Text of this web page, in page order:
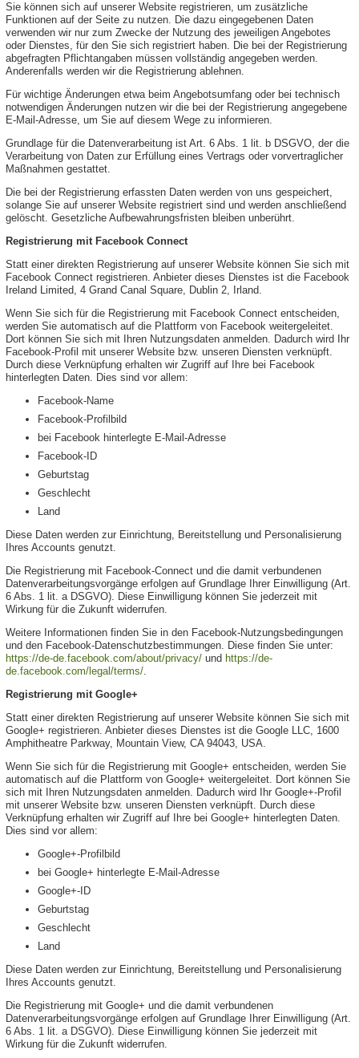
Sie können sich auf unserer Website registrieren, um zusätzliche
Funktionen auf der Seite zu nutzen. Die dazu eingegebenen Daten
verwenden wir nur zum Zwecke der Nutzung des jeweiligen Angebotes
oder Dienstes, für den Sie sich registriert haben. Die bei der Registrierung
abgefragten Pflichtangaben müssen vollständig angegeben werden.
Anderenfalls werden wir die Registrierung ablehnen.
Für wichtige Änderungen etwa beim Angebotsumfang oder bei technisch
notwendigen Änderungen nutzen wir die bei der Registrierung angegebene
E-Mail-Adresse, um Sie auf diesem Wege zu informieren.
Grundlage für die Datenverarbeitung ist Art. 6 Abs. 1 lit. b DSGVO, der die
Verarbeitung von Daten zur Erfüllung eines Vertrags oder vorvertraglicher
Maßnahmen gestattet.
Die bei der Registrierung erfassten Daten werden von uns gespeichert,
solange Sie auf unserer Website registriert sind und werden anschließend
gelöscht. Gesetzliche Aufbewahrungsfristen bleiben unberührt.
Registrierung mit Facebook Connect
Statt einer direkten Registrierung auf unserer Website können Sie sich mit
Facebook Connect registrieren. Anbieter dieses Dienstes ist die Facebook
Ireland Limited, 4 Grand Canal Square, Dublin 2, Irland.
Wenn Sie sich für die Registrierung mit Facebook Connect entscheiden,
werden Sie automatisch auf die Plattform von Facebook weitergeleitet.
Dort können Sie sich mit Ihren Nutzungsdaten anmelden. Dadurch wird Ihr
Facebook-Profil mit unserer Website bzw. unseren Diensten verknüpft.
Durch diese Verknüpfung erhalten wir Zugriff auf Ihre bei Facebook
hinterlegten Daten. Dies sind vor allem:
Facebook-Name
Facebook-Profilbild
bei Facebook hinterlegte E-Mail-Adresse
Facebook-ID
Geburtstag
Geschlecht
Land
Diese Daten werden zur Einrichtung, Bereitstellung und Personalisierung
Ihres Accounts genutzt.
Die Registrierung mit Facebook-Connect und die damit verbundenen
Datenverarbeitungsvorgänge erfolgen auf Grundlage Ihrer Einwilligung (Art.
6 Abs. 1 lit. a DSGVO). Diese Einwilligung können Sie jederzeit mit
Wirkung für die Zukunft widerrufen.
Weitere Informationen finden Sie in den Facebook-Nutzungsbedingungen
und den Facebook-Datenschutzbestimmungen. Diese finden Sie unter:
https://de-de.facebook.com/about/privacy/ und https://de-
de.facebook.com/legal/terms/.
Registrierung mit Google+
Statt einer direkten Registrierung auf unserer Website können Sie sich mit
Google+ registrieren. Anbieter dieses Dienstes ist die Google LLC, 1600
Amphitheatre Parkway, Mountain View, CA 94043, USA.
Wenn Sie sich für die Registrierung mit Google+ entscheiden, werden Sie
automatisch auf die Plattform von Google+ weitergeleitet. Dort können Sie
sich mit Ihren Nutzungsdaten anmelden. Dadurch wird Ihr Google+-Profil
mit unserer Website bzw. unseren Diensten verknüpft. Durch diese
Verknüpfung erhalten wir Zugriff auf Ihre bei Google+ hinterlegten Daten.
Dies sind vor allem:
Google+-Profilbild
bei Google+ hinterlegte E-Mail-Adresse
Google+-ID
Geburtstag
Geschlecht
Land
Diese Daten werden zur Einrichtung, Bereitstellung und Personalisierung
Ihres Accounts genutzt.
Die Registrierung mit Google+ und die damit verbundenen
Datenverarbeitungsvorgänge erfolgen auf Grundlage Ihrer Einwilligung (Art.
6 Abs. 1 lit. a DSGVO). Diese Einwilligung können Sie jederzeit mit
Wirkung für die Zukunft widerrufen.